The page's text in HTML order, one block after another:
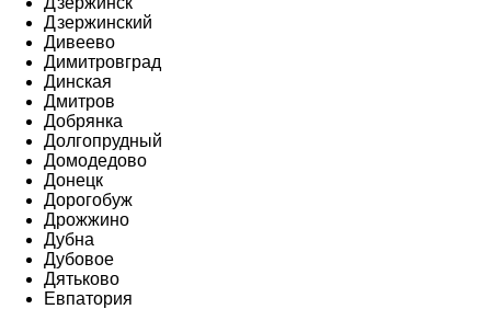
Дзержинский
Дивеево
Димитровград
Динская
Дмитров
Добрянка
Долгопрудный
Домодедово
Донецк
Дорогобуж
Дрожжино
Дубна
Дубовое
Дятьково
Евпатория